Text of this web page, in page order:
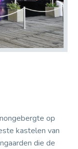
op
kastelen van
die de